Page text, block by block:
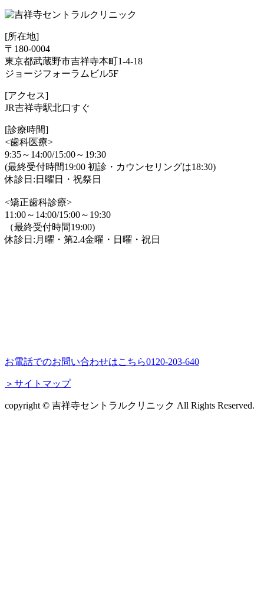
[所在地]
〒180-0004
東京都武蔵野市吉祥寺本町1-4-18
ジョージフォーラムビル5F
[アクセス]
JR吉祥寺駅北口すぐ
[診療時間]
<歯科医療>
9:35～14:00/15:00～19:30
(最終受付時間19:00 初診・カウンセリングは18:30)
休診日:日曜日・祝祭日
<矯正歯科診療>
11:00～14:00/15:00～19:30
（最終受付時間19:00)
休診日:月曜・第2.4金曜・日曜・祝日
お電話でのお問い合わせはこちら0120-203-640
＞サイトマップ
copyright © 吉祥寺セントラルクリニック All Rights Reserved.